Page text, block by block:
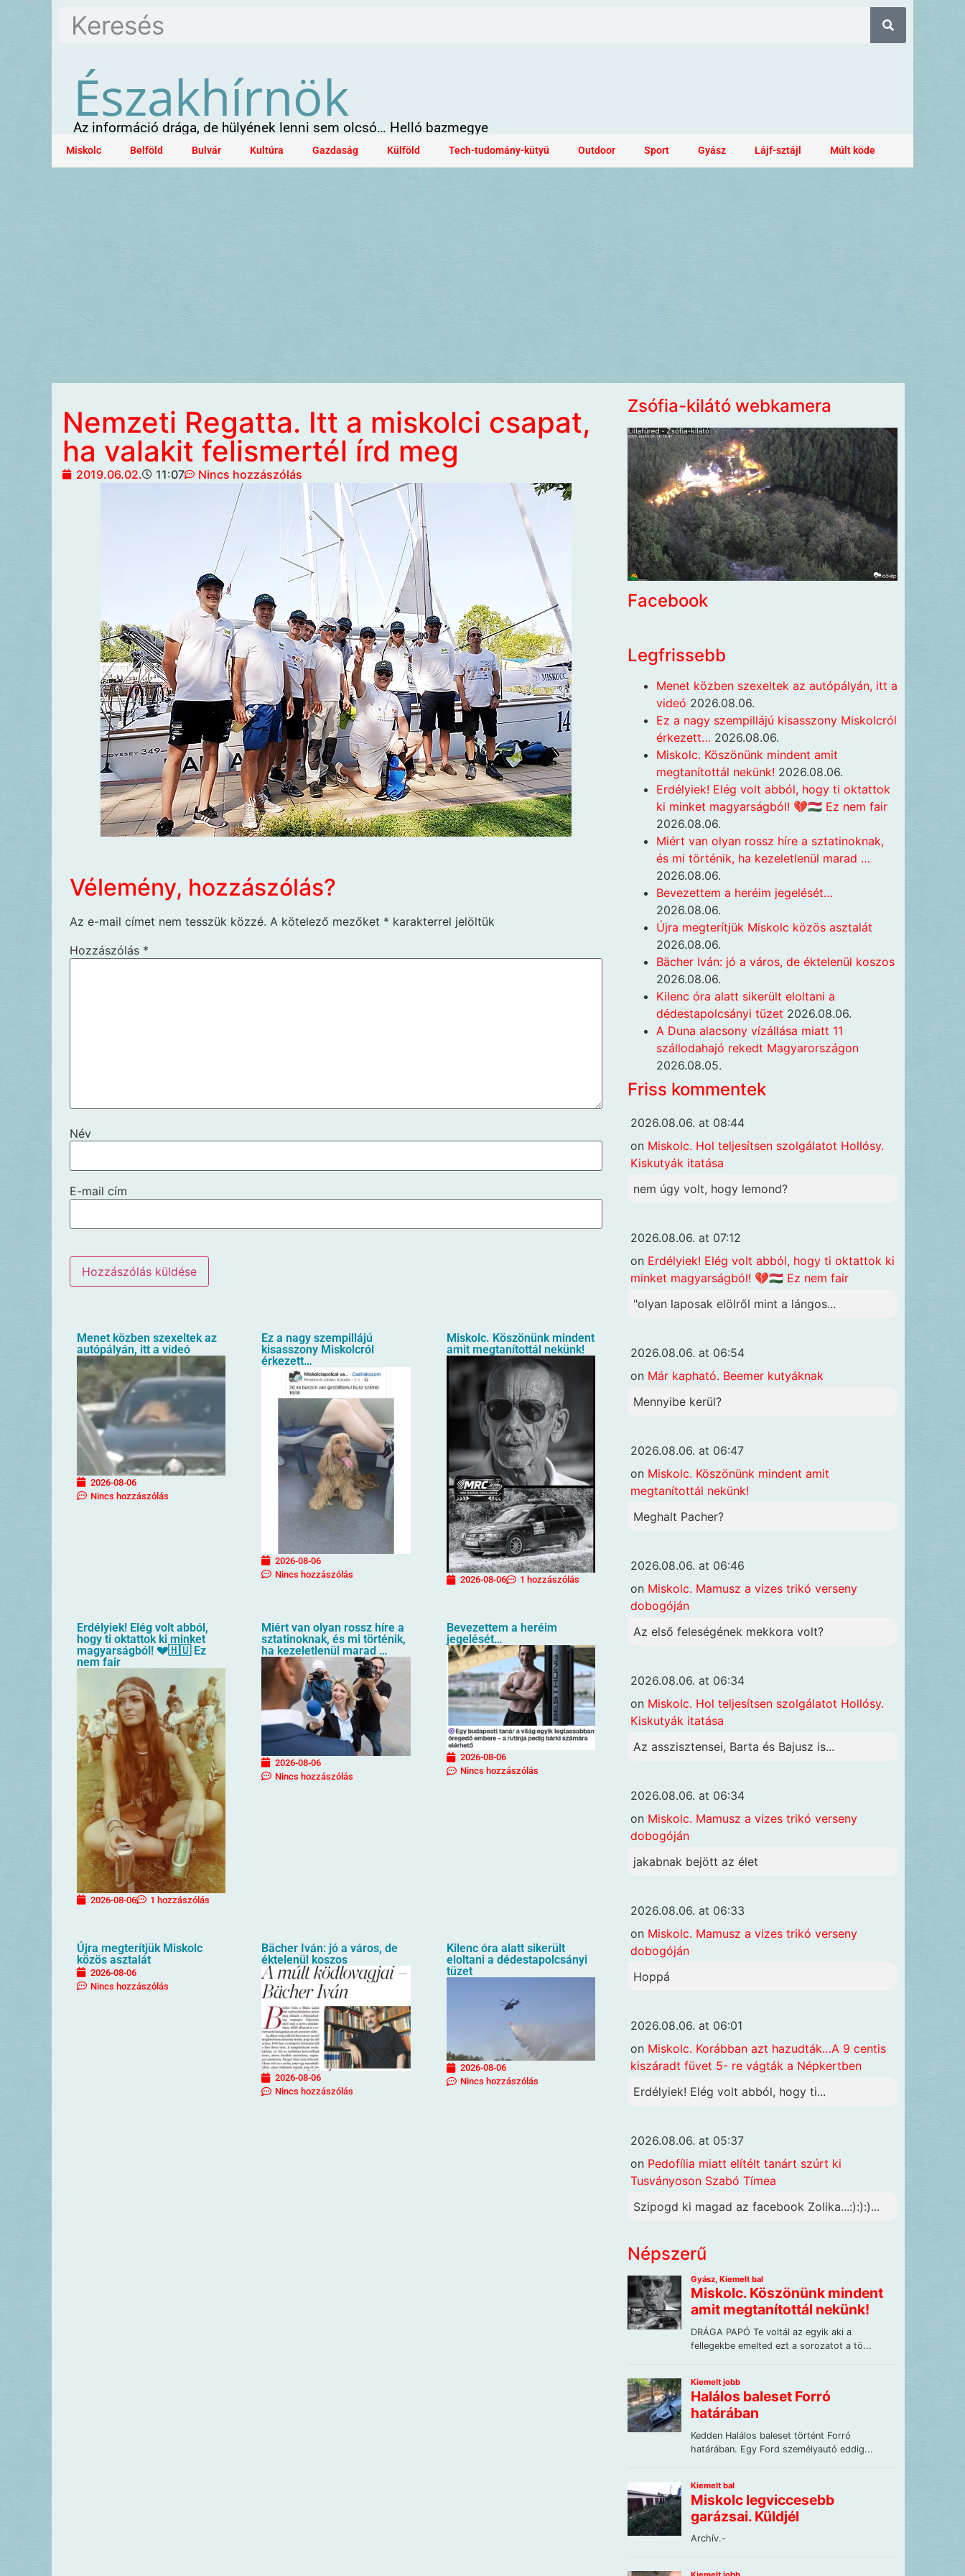
Északhírnök
Az információ drága, de hülyének lenni sem olcsó… Helló bazmegye
Miskolc Belföld Bulvár Kultúra Gazdaság Külföld Tech-tudomány-kütyü Outdoor Sport Gyász Lájf-sztájl Múlt köde
Nemzeti Regatta. Itt a miskolci csapat,
ha valakit felismertél írd meg
2019.06.02. 11:07 Nincs hozzászólás
Vélemény, hozzászólás?
Az e-mail címet nem tesszük közzé. A kötelező mezőket * karakterrel jelöltük
Hozzászólás *
Név
E-mail cím
Menet közben szexeltek az
autópályán, itt a videó
2026-08-06
Nincs hozzászólás
Ez a nagy szempillájú
kisasszony Miskolcról
érkezett…
2026-08-06
Nincs hozzászólás
Miskolc. Köszönünk mindent
amit megtanítottál nekünk!
2026-08-06 1 hozzászólás
Erdélyiek! Elég volt abból,
hogy ti oktattok ki minket
magyarságból! 💔🇭🇺 Ez
nem fair
2026-08-06 1 hozzászólás
Miért van olyan rossz híre a
sztatinoknak, és mi történik,
ha kezeletlenül marad …
2026-08-06
Nincs hozzászólás
Bevezettem a heréim
jegelését…
2026-08-06
Nincs hozzászólás
Újra megterítjük Miskolc
közös asztalát
2026-08-06
Nincs hozzászólás
Bächer Iván: jó a város, de
éktelenül koszos
2026-08-06
Nincs hozzászólás
Kilenc óra alatt sikerült
eloltani a dédestapolcsányi
tüzet
2026-08-06
Nincs hozzászólás
Zsófia-kilátó webkamera
Facebook
Legfrissebb
Menet közben szexeltek az autópályán, itt a
videó 2026.08.06.
Ez a nagy szempillájú kisasszony Miskolcról
érkezett… 2026.08.06.
Miskolc. Köszönünk mindent amit
megtanítottál nekünk! 2026.08.06.
Erdélyiek! Elég volt abból, hogy ti oktattok
ki minket magyarságból! 💔🇭🇺 Ez nem fair
2026.08.06.
Miért van olyan rossz híre a sztatinoknak,
és mi történik, ha kezeletlenül marad …
2026.08.06.
Bevezettem a heréim jegelését…
2026.08.06.
Újra megterítjük Miskolc közös asztalát
2026.08.06.
Bächer Iván: jó a város, de éktelenül koszos
2026.08.06.
Kilenc óra alatt sikerült eloltani a
dédestapolcsányi tüzet 2026.08.06.
A Duna alacsony vízállása miatt 11
szállodahajó rekedt Magyarországon
2026.08.05.
Friss kommentek
2026.08.06. at 08:44
on Miskolc. Hol teljesítsen szolgálatot Hollósy.
Kiskutyák itatása
nem úgy volt, hogy lemond?
2026.08.06. at 07:12
on Erdélyiek! Elég volt abból, hogy ti oktattok ki
minket magyarságból! 💔🇭🇺 Ez nem fair
"olyan laposak elölről mint a lángos...
2026.08.06. at 06:54
on Már kapható. Beemer kutyáknak
Mennyibe kerül?
2026.08.06. at 06:47
on Miskolc. Köszönünk mindent amit
megtanítottál nekünk!
Meghalt Pacher?
2026.08.06. at 06:46
on Miskolc. Mamusz a vizes trikó verseny
dobogóján
Az első feleségének mekkora volt?
2026.08.06. at 06:34
on Miskolc. Hol teljesítsen szolgálatot Hollósy.
Kiskutyák itatása
Az asszisztensei, Barta és Bajusz is...
2026.08.06. at 06:34
on Miskolc. Mamusz a vizes trikó verseny
dobogóján
jakabnak bejött az élet
2026.08.06. at 06:33
on Miskolc. Mamusz a vizes trikó verseny
dobogóján
Hoppá
2026.08.06. at 06:01
on Miskolc. Korábban azt hazudták…A 9 centis
kiszáradt füvet 5- re vágták a Népkertben
Erdélyiek! Elég volt abból, hogy ti...
2026.08.06. at 05:37
on Pedofília miatt elítélt tanárt szúrt ki
Tusványoson Szabó Tímea
Szipogd ki magad az facebook Zolika...:):):)...
Népszerű